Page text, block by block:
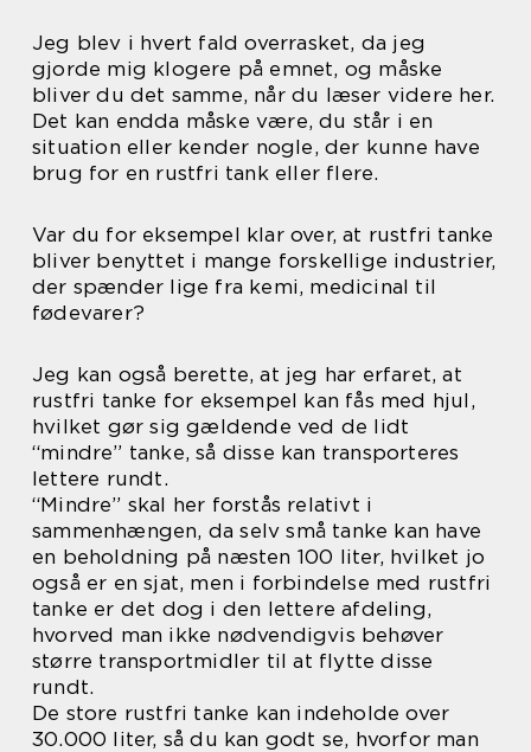
Jeg blev i hvert fald overrasket, da jeg
gjorde mig klogere på emnet, og måske
bliver du det samme, når du læser videre her.
Det kan endda måske være, du står i en
situation eller kender nogle, der kunne have
brug for en rustfri tank eller flere.
Var du for eksempel klar over, at rustfri tanke
bliver benyttet i mange forskellige industrier,
der spænder lige fra kemi, medicinal til
fødevarer?
Jeg kan også berette, at jeg har erfaret, at
rustfri tanke for eksempel kan fås med hjul,
hvilket gør sig gældende ved de lidt
“mindre” tanke, så disse kan transporteres
lettere rundt.
“Mindre” skal her forstås relativt i
sammenhængen, da selv små tanke kan have
en beholdning på næsten 100 liter, hvilket jo
også er en sjat, men i forbindelse med rustfri
tanke er det dog i den lettere afdeling,
hvorved man ikke nødvendigvis behøver
større transportmidler til at flytte disse
rundt.
De store rustfri tanke kan indeholde over
30.000 liter, så du kan godt se, hvorfor man